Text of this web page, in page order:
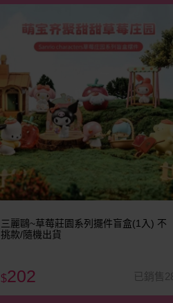
三麗鷗~草莓莊園系列擺件盲盒(1入) 不
挑款/隨機出貨
$202 已銷售